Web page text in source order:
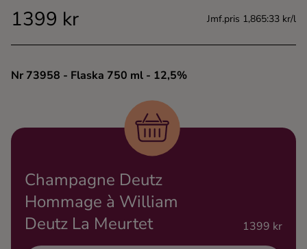
Whisky
1399 kr Jmf.pris 1,865:33 kr/l
Nr 73958 - Flaska 750 ml - 12,5%
Champagne Deutz
Hommage à William
Deutz La Meurtet
1399 kr